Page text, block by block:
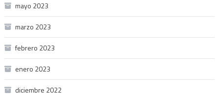
mayo 2023
marzo 2023
febrero 2023
enero 2023
diciembre 2022